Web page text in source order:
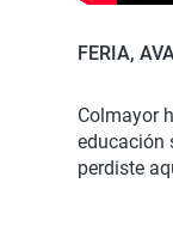
FERIA,
Colmayor
educación
perdiste